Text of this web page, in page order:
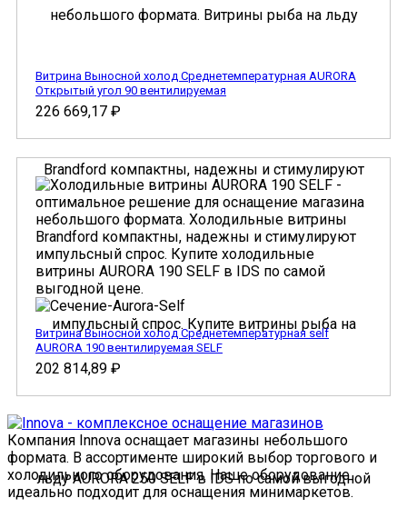
Витрина Выносной холод Cреднетемпературная AURORA
Открытый угол 90 вентилируемая
226 669,17 ₽
Витрина Выносной холод Cреднетемпературная self
AURORA 190 вентилируемая SELF
202 814,89 ₽
Компания Innova оснащает магазины небольшого
формата. В ассортименте широкий выбор торгового и
холодильного оборудования. Наше оборудование
идеально подходит для оснащения минимаркетов.